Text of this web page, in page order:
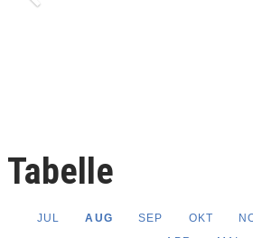
Tabelle
JUL AUG SEP OKT